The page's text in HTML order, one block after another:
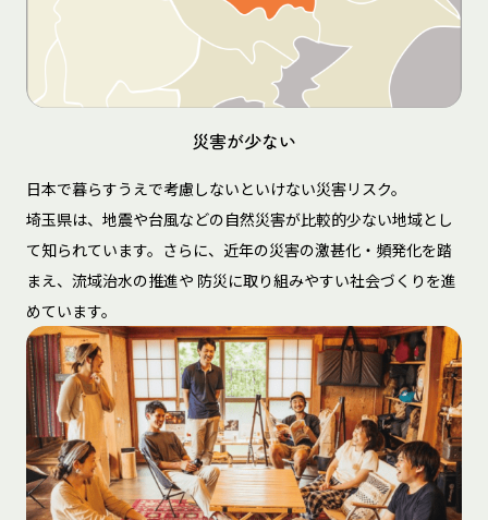
災害が少ない
日本で暮らすうえで考慮しないといけない災害リスク。
埼玉県は、地震や台風などの自然災害が比較的少ない地域とし
て知られています。さらに、近年の災害の激甚化・頻発化を踏
まえ、流域治水の推進や 防災に取り組みやすい社会づくりを進
めています。